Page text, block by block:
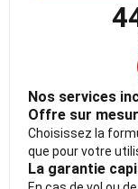
Nos services
Offre sur
Choisissez la
que pour votre
La garantie